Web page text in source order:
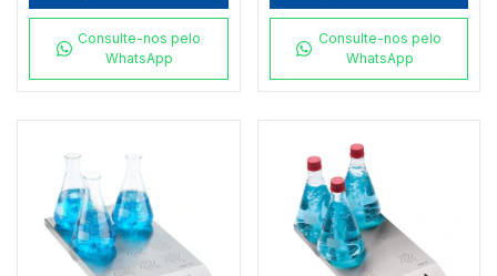
Consulte-nos pelo
WhatsApp
Consulte-nos pelo
WhatsApp